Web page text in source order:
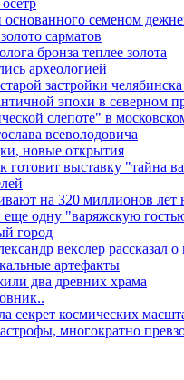
семеном
сарматов
бронза теплее золота
археологией
застройки
эпохи в северном
слепоте" в
всеволодовича
новые открытия
готовит выставку "тайна
на 320 миллионов лет
еще одну "варяжскую
город
векслер рассказал
артефакты
два древних храма
секрет космических
многократно